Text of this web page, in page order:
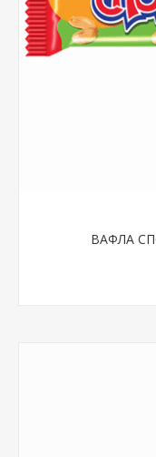
ВАФЛА